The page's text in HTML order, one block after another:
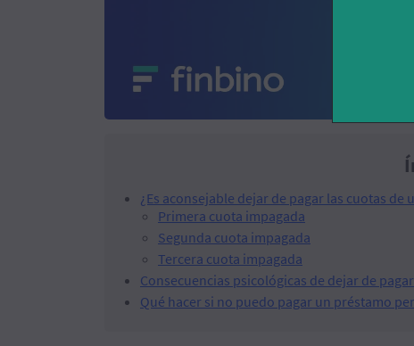
¿Es aconsejable dejar de pagar las cuotas de
Primera cuota impagada
Segunda cuota impagada
Tercera cuota impagada
Consecuencias psicológicas de dejar de
Qué hacer si no puedo pagar un préstamo